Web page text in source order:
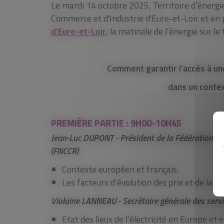
Le mardi 14 octobre 2025, Territoire
Commerce et d'Industrie d'Eure-et-Loir et en
d'Eure-et-Loir, la matinale de l’énergie sur
Comment garantir l'accès à
dans un
PREMIÈRE PARTIE : 9H00-10H45
Jean-Luc DUPONT - Président de la Fédération
(FNCCR)
Contexte européen et français.
Les facteurs d’évolution des prix et de la
Violaine LANNEAU - Secrétaire générale des
Etat des lieux de l’électricité en Europe et